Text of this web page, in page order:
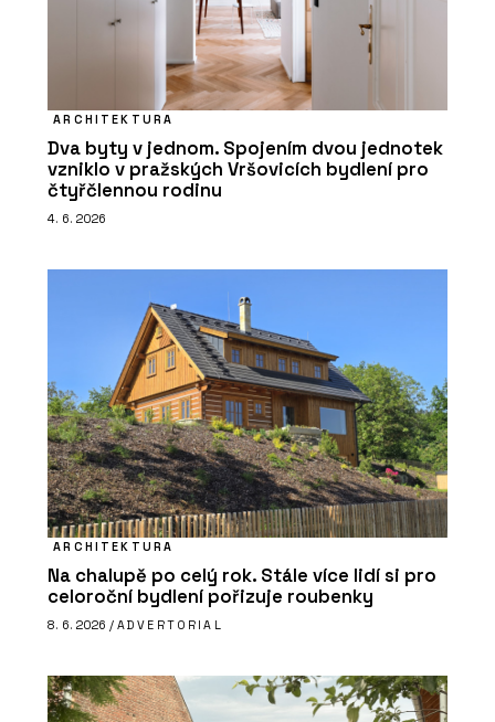
ARCHITEKTURA
Dva byty v jednom. Spojením dvou jednotek
vzniklo v pražských Vršovicích bydlení pro
čtyřčlennou rodinu
4. 6. 2026
ARCHITEKTURA
Na chalupě po celý rok. Stále více lidí si pro
celoroční bydlení pořizuje roubenky
8. 6. 2026 / ADVERTORIAL